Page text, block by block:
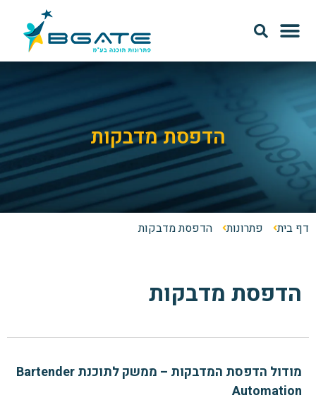
הדפסת מדבקות
דף בית פתרונות הדפסת מדבקות
הדפסת מדבקות
מודול הדפסת המדבקות – ממשק לתוכנת Bartender
Automation